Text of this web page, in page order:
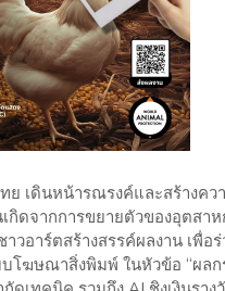
ย เดินหน้ารณรงค์และสร้างค
ดจากการขยายตัวของอุตสา
วอาร์ตสร้างสรรค์ผลงาน เพื่
โฆษณาสิ่งพิมพ์ ในหัวข้อ “ผล